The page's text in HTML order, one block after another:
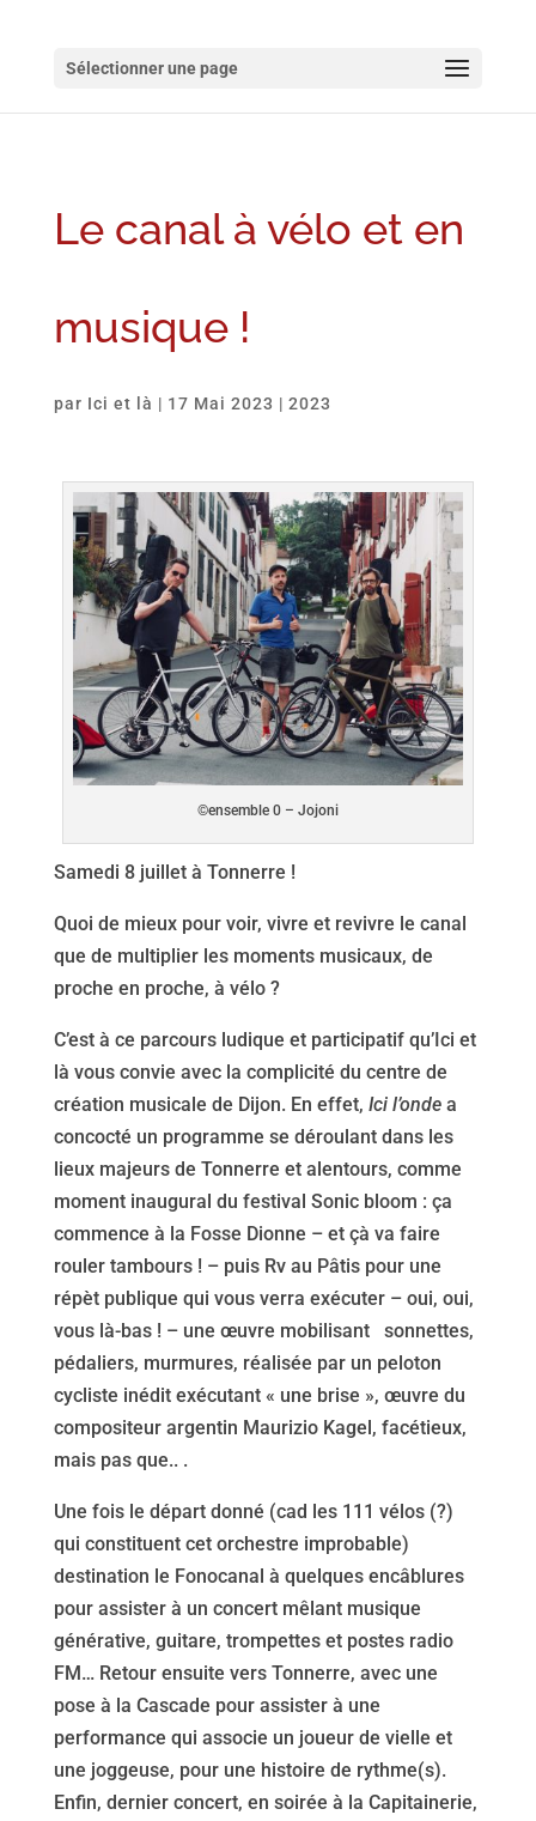
Sélectionner une page
Le canal à vélo et en
musique !
par Ici et là | 17 Mai 2023 | 2023
©ensemble 0 – Jojoni
Samedi 8 juillet à Tonnerre !
Quoi de mieux pour voir, vivre et revivre le canal
que de multiplier les moments musicaux, de
proche en proche, à vélo ?
C’est à ce parcours ludique et participatif qu’Ici et
là vous convie avec la complicité du centre de
création musicale de Dijon. En effet, Ici l’ondea
concocté un programme se déroulant dans les
lieux majeurs de Tonnerre et alentours, comme
moment inaugural du festival Sonic bloom : ça
commence à la Fosse Dionne – et çà va faire
rouler tambours ! – puis Rv au Pâtis pour une
répèt publique qui vous verra exécuter – oui, oui,
vous là-bas ! – une œuvre mobilisant sonnettes,
pédaliers, murmures, réalisée par un peloton
cycliste inédit exécutant « une brise », œuvre du
compositeur argentin Maurizio Kagel, facétieux,
mais pas que.. .
Une fois le départ donné (cad les 111 vélos (?)
qui constituent cet orchestre improbable)
destination le Fonocanal à quelques encâblures
pour assister à un concert mêlant musique
générative, guitare, trompettes et postes radio
FM… Retour ensuite vers Tonnerre, avec une
pose à la Cascade pour assister à une
performance qui associe un joueur de vielle et
une joggeuse, pour une histoire de rythme(s).
Enfin, dernier concert, en soirée à la Capitainerie,